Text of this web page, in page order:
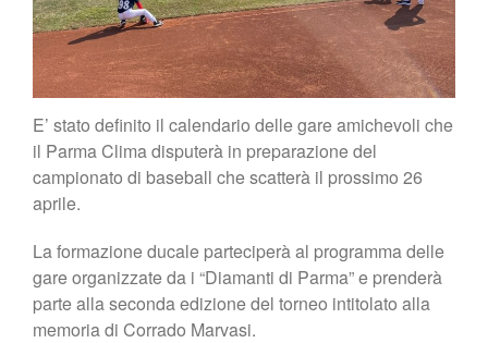
E’ stato definito il calendario delle gare amichevoli che
il Parma Clima disputerà in preparazione del
campionato di baseball che scatterà il prossimo 26
aprile.
La formazione ducale parteciperà al programma delle
gare organizzate da i “Diamanti di Parma” e prenderà
parte alla seconda edizione del torneo intitolato alla
memoria di Corrado Marvasi.